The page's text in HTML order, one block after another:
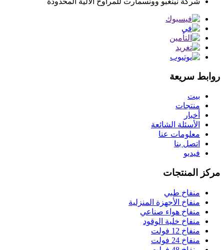
روابط سريعة
بيت
منتجات
أخبار
الأسئلة الشائعة
معلومات عنا
اتصل بنا
فيديو
مركز المنتجات
منفاخ طبي
منفاخ الأجهزة المنزلية
منفاخ هواء صناعي
منفاخ خلية الوقود
منفاخ 12 فولت
منفاخ 24 فولت